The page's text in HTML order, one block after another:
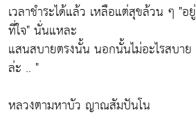
เวลาชำระได้แล้ว เหลือแต่สุขล้วน ๆ "อยู่
ที่ใจ"นั่นแหละ
แสนสบายตรงนั้น นอกนั้นไม่อะไรสบาย
ล่ะ .. "
หลวงตามหาบัว ญาณสัมปันโน